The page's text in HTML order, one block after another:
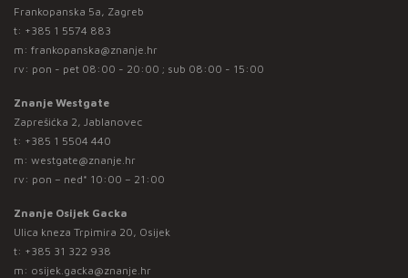
Frankopanska 5a, Zagreb
t: +385 1 5574 883
m: frankopanska@znanje.hr
rv: pon - pet 08:00 - 20:00 ; sub 08:00 - 15:00
Znanje Westgate
Zaprešićka 2, Jablanovec
t: +385 1 5504 440
m: westgate@znanje.hr
rv: pon – ned* 10:00 – 21:00
Znanje Osijek Gacka
Ulica kneza Trpimira 20, Osijek
t: +385 31 322 938
m: osijek.gacka@znanje.hr